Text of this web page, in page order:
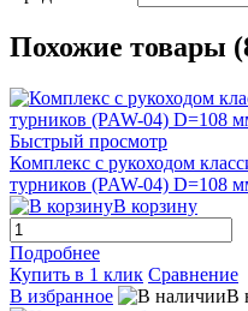
Похожие товары
Быстрый просмотр
Комплекс с рукоходом
турников (PAW-04) D=108
В корзину
Подробнее
Купить в 1 клик Сравнение
В избранное
В